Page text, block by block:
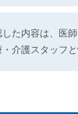
た内容は、医
介護スタッフ